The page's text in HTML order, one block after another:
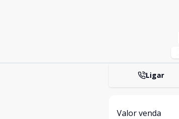
Ligar
Valor venda